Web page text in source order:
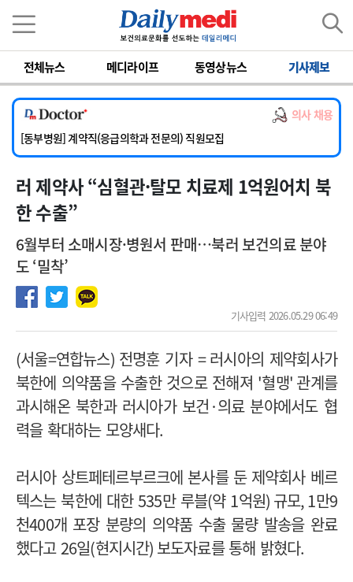
전체뉴스 메디라이프 동영상뉴스 기사제보
의사 채용
[서울아산병원] 2026년 하반기 인턴 모집
[영남대학교의료원] 마취통증의학과 임기제 임상의사 채용
[충남대학교병원] 소아청소년과(소아응급전담) 계약직 의사 공개채용
[동부병원] 계약직(응급의학과 전문의) 직원모집
[이대목동병원] 하반기 전공의(레지던트1년차) 모집
[서울아산병원] 2026년 하반기 인턴 모집
[영남대학교의료원] 마취통증의학과 임기제 임상의사 채용
러 제약사 “심혈관·탈모 치료제 1억원어치 북
한 수출”
6월부터 소매시장·병원서 판매…북러 보건의료 분야
도 ‘밀착’
기사입력 2026.05.29 06:49
(서울=연합뉴스) 전명훈 기자 =러시아의 제약회사가
북한에 의약품을 수출한 것으로 전해져 '혈맹' 관계를
과시해온 북한과 러시아가 보건 ·의료 분야에서도 협
력을 확대하는 모양새다.
러시아 상트페테르부르크에 본사를 둔 제약회사 베르
텍스는 북한에 대한535만 루블(약 1억원) 규모, 1만9
천400개 포장 분량의 의약품 수출 물량 발송을 완료
했다고 26일(현지시간) 보도자료를 통해 밝혔다.